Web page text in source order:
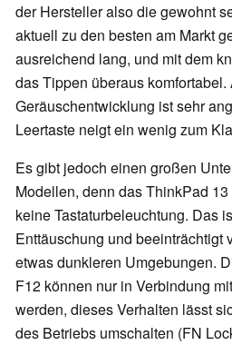
der Hersteller also die gewohnt
aktuell zu den besten am Markt
ausreichend lang, und mit dem
das Tippen überaus komfortabel.
Geräuschentwicklung ist sehr
Leertaste neigt ein wenig zum
Es gibt jedoch einen großen
Modellen, denn das ThinkPad
keine Tastaturbeleuchtung. Das
Enttäuschung und beeinträchtigt
etwas dunkleren Umgebungen.
F12 können nur in Verbindung
werden, dieses Verhalten lässt
des Betriebs umschalten (FN